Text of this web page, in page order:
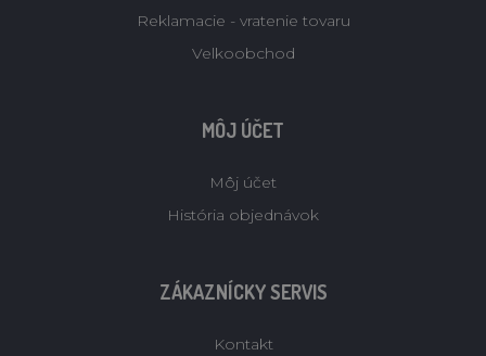
Reklamacie - vratenie tovaru
Velkoobchod
MÔJ ÚČET
Môj účet
História objednávok
ZÁKAZNÍCKY SERVIS
Kontakt